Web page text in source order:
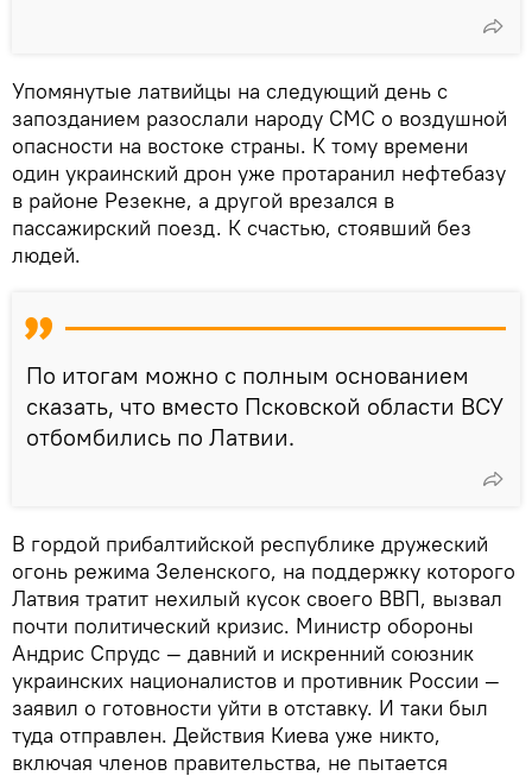
Упомянутые латвийцы на следующий день с
запозданием разослали народу СМС о воздушной
опасности на востоке страны. К тому времени
один украинский дрон уже протаранил нефтебазу
в районе Резекне, а другой врезался в
пассажирский поезд. К счастью, стоявший без
людей.
По итогам можно с полным основанием
сказать, что вместо Псковской области ВСУ
отбомбились по Латвии.
В гордой прибалтийской республике дружеский
огонь режима Зеленского, на поддержку которого
Латвия тратит нехилый кусок своего ВВП, вызвал
почти политический кризис. Министр обороны
Андрис Спрудс — давний и искренний союзник
украинских националистов и противник России —
заявил о готовности уйти в отставку. И таки был
туда отправлен. Действия Киева уже никто,
включая членов правительства, не пытается